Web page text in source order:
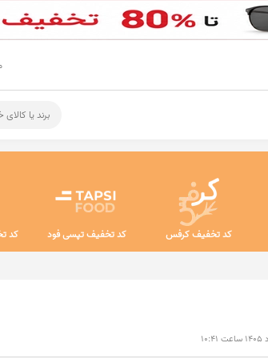
برند یا
کد تخفیف کرفس کد تخفیف تپسی فود کد